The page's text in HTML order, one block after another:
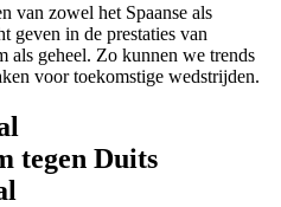
van zowel het Spaanse als
geven in de prestaties van
als geheel. Zo kunnen we trends
voor toekomstige wedstrijden.
tegen Duits